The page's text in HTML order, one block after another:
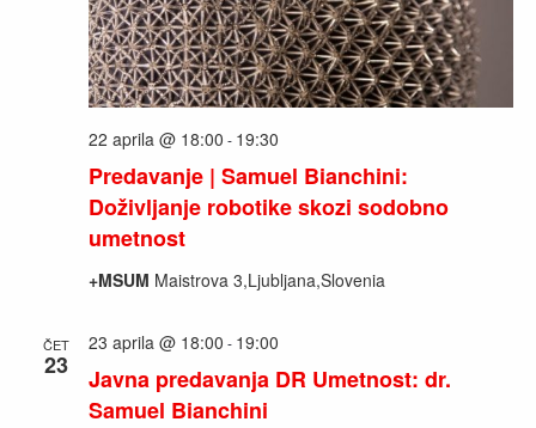
Predavanje | Samuel Bianchini:
Doživljanje robotike skozi sodobno
umetnost
22 aprila @ 18:00 - 19:30
+MSUM Maistrova 3,Ljubljana,Slovenia
ČET
23
Javna predavanja DR Umetnost: dr.
Samuel Bianchini
23 aprila @ 18:00 - 19:00